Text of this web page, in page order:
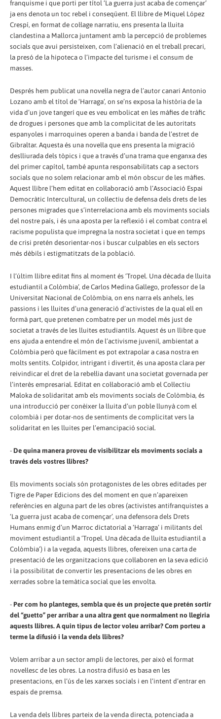
franquisme i que porti per títol ‘La guerra just acaba de començar’
ja ens denota un toc rebel i conseqüent. El llibre de Miquel López
Crespí, en format de col·lage narratiu, ens presenta la lluita
clandestina a Mallorca juntament amb la percepció de problemes
socials que avui persisteixen, com l’alienació en el treball precari,
la presó de la hipoteca o l’impacte del turisme i el consum de
masses.
Després hem publicat una novel·la negra de l’autor canari Antonio
Lozano amb el títol de ‘Harraga’, on se’ns exposa la història de la
vida d’un jove tangerí que es veu embolicat en les màfies de tràfic
de drogues i persones que amb la complicitat de les autoritats
espanyoles i marroquines operen a banda i banda de l’estret de
Gibraltar. Aquesta és una novel·la que ens presenta la migració
deslliurada dels tòpics i que a través d’una trama que enganxa des
del primer capítol, també apunta responsabilitats cap a sectors
socials que no solem relacionar amb el món obscur de les màfies.
Aquest llibre l’hem editat en col·laboració amb l’Associació Espai
Democràtic Intercultural, un col·lectiu de defensa dels drets de les
persones migrades que s’interrelaciona amb els moviments socials
del nostre país, i és una aposta per la reflexió i el combat contra el
racisme populista que impregna la nostra societat i que en temps
de crisi pretén desorientar-nos i buscar culpables en els sectors
més dèbils i estigmatitzats de la població.
I l’últim llibre editat fins al moment és ‘Tropel. Una dècada de lluita
estudiantil a Colòmbia’, de Carlos Medina Gallego, professor de la
Universitat Nacional de Colòmbia, on ens narra els anhels, les
passions i les lluites d’una generació d’activistes de la qual ell en
formà part, que pretenen combatre per un model més just de
societat a través de les lluites estudiantils. Aquest és un llibre que
ens ajuda a entendre el món de l’activisme juvenil, ambientat a
Colòmbia però que fàcilment es pot extrapolar a casa nostra en
molts sentits. Colpidor, intrigant i divertit, és una aposta clara per
reivindicar el dret de la rebel·lia davant una societat governada per
l’interès empresarial. Editat en col·laboració amb el Col·lectiu
Maloka de solidaritat amb els moviments socials de Colòmbia, és
una introducció per conèixer la lluita d’un poble llunyà com el
colombià i per dotar-nos de sentiments de complicitat vers la
solidaritat en les lluites per l’emancipació social.
- De quina manera proveu de visibilitzar els moviments socials a
través dels vostres llibres?
Els moviments socials són protagonistes de les obres editades per
Tigre de Paper Edicions des del moment en que n’apareixen
referències en alguna part de les obres (activistes antifranquistes a
‘La guerra just acaba de començar’, una defensora dels Drets
Humans enmig d’un Marroc dictatorial a ‘Harraga’ i militants del
moviment estudiantil a ‘Tropel. Una dècada de lluita estudiantil a
Colòmbia’) i a la vegada, aquests llibres, ofereixen una carta de
presentació de les organitzacions que col·laboren en la seva edició
i la possibilitat de convertir les presentacions de les obres en
xerrades sobre la temàtica social que les envolta.
- Per com ho planteges, sembla que és un projecte que pretén sortir
del “guetto” per arribar a una altra gent que normalment no llegiria
aquests llibres. A quin tipus de lector voleu arribar? Com porteu a
terme la difusió i la venda dels llibres?
Volem arribar a un sector ampli de lectores, per això el format
novel·lesc de les obres. La nostra difusió es basa en les
presentacions, en l’ús de les xarxes socials i en l’intent d’entrar en
espais de premsa.
La venda dels llibres parteix de la venda directa, potenciada a